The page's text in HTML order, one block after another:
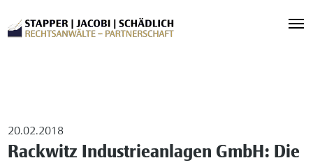
20.02.2018
Rackwitz Industrieanlagen GmbH: Die